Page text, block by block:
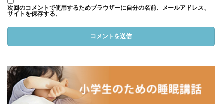
次回のコメントで使用するためブラウザーに自分の名前、メールアドレス、
サイトを保存する。